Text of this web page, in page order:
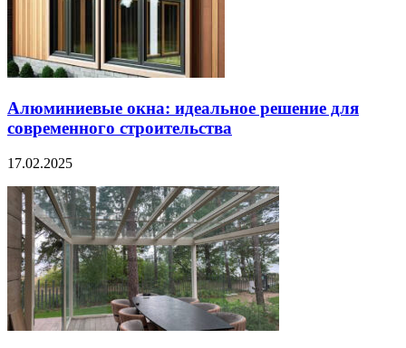
Алюминиевые окна: идеальное решение для
современного строительства
17.02.2025